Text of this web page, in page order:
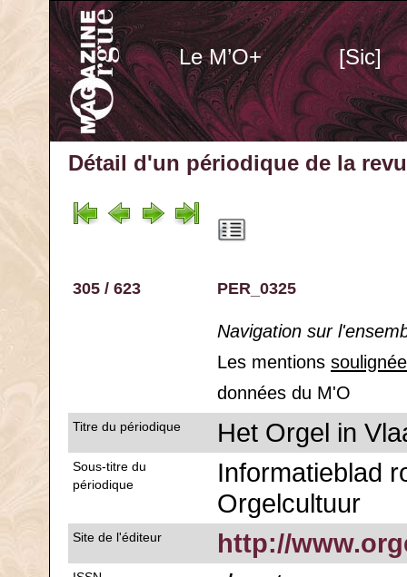
Le M’O+ [Sic]
Détail d'un périodique de la
305 / 623 PER_0325
Navigation sur
Les mentions
données du M'O
Titre du périodique Het Orgel in
Sous-titre du
périodique
Informatieblad
Orgelcultuur
Site de l'éditeur http://